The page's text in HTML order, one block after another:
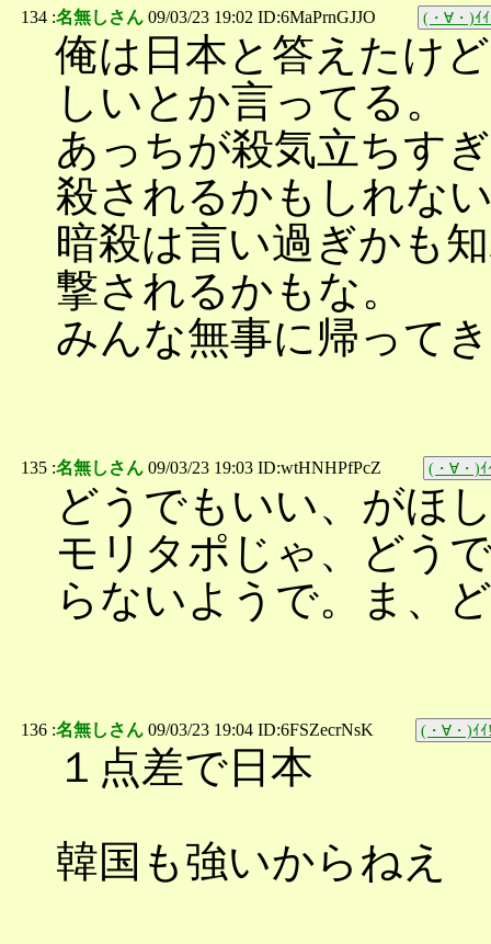
134 :名無しさん 09/03/23 19:02 ID:6MaPrnGJJO (・∀・)ｲ
俺は日本と答えたけ
しいとか言ってる。
あっちが殺気立ちす
殺されるかもしれな
暗殺は言い過ぎかも
撃されるかもな。
みんな無事に帰って
135 :名無しさん 09/03/23 19:03 ID:wtHNHPfPcZ (・∀・)
どうでもいい、がほ
モリタポじゃ、どう
らないようで。ま、
136 :名無しさん 09/03/23 19:04 ID:6FSZecrNsK (・∀・)ｲ
１点差で日本
韓国も強いからねえ